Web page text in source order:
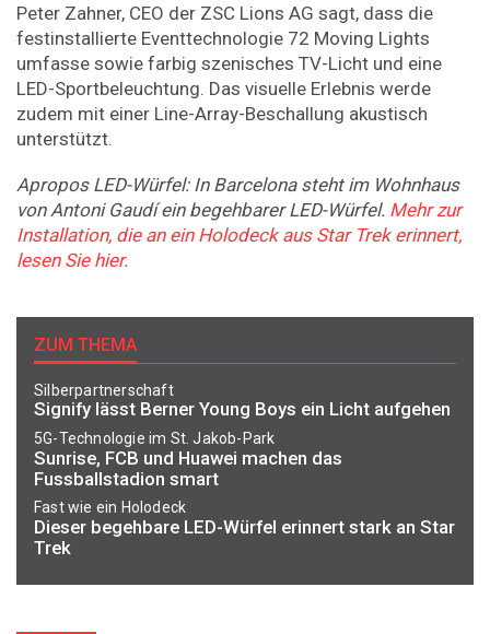
Peter Zahner, CEO der ZSC Lions AG sagt, dass die
festinstallierte Eventtechnologie 72 Moving Lights
umfasse sowie farbig szenisches TV-Licht und eine
LED-Sportbeleuchtung. Das visuelle Erlebnis werde
zudem mit einer Line-Array-Beschallung akustisch
unterstützt.
Apropos LED-Würfel: In Barcelona steht im Wohnhaus
von Antoni Gaudí ein begehbarer LED-Würfel. Mehr zur
Installation, die an ein Holodeck aus Star Trek erinnert,
lesen Sie hier.
ZUM THEMA
Silberpartnerschaft
Signify lässt Berner Young Boys ein Licht aufgehen
5G-Technologie im St. Jakob-Park
Sunrise, FCB und Huawei machen das
Fussballstadion smart
Fast wie ein Holodeck
Dieser begehbare LED-Würfel erinnert stark an Star
Trek